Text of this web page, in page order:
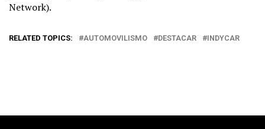
Network).
RELATED TOPICS: AUTOMOVILISMO DESTACAR INDYCAR